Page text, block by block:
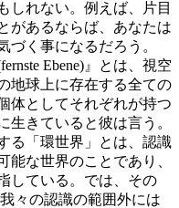
しれない。例えば、片目
があるならば、あなたは
づく事になるだろう。
Ebene)』とは、視空
地球上に存在する全ての
体としてそれぞれが持つ
生きていると彼は言う。
る「環世界」とは、認識
能な世界のことであり、
している。では、その
々の認識の範囲外には